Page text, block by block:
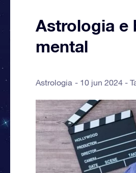
Astrologia e
mental
Astrologia 10 jun 2024 -